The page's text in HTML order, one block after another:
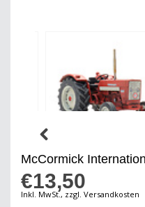
McCormick
€13,50
Inkl. MwSt., zzgl. Versandkosten